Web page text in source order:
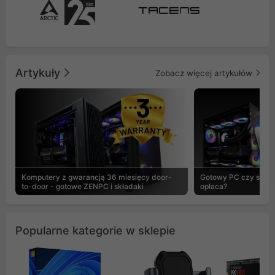
Artykuły Zobacz więcej artykułów
Komputery z gwarancją 36 miesięcy door-
to-door - gotowe ZENPC i składaki
Gotowy PC czy
opłaca?
Popularne kategorie w sklepie